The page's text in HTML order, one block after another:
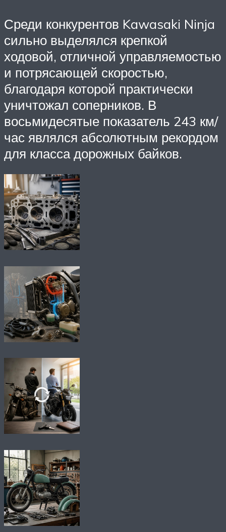
Среди конкурентов Kawasaki Ninja
сильно выделялся крепкой
ходовой, отличной управляемостью
и потрясающей скоростью,
благодаря которой практически
уничтожал соперников. В
восьмидесятые показатель 243 км/
час являлся абсолютным рекордом
для класса дорожных байков.